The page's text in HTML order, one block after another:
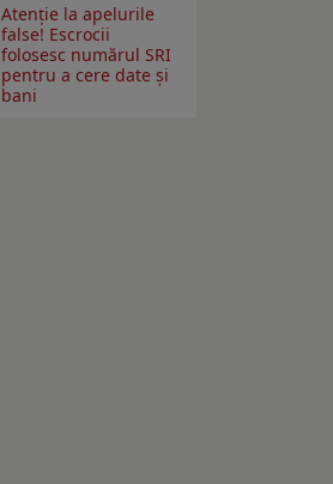
Atenție la apelurile
false! Escrocii
folosesc numărul SRI
pentru a cere date și
bani